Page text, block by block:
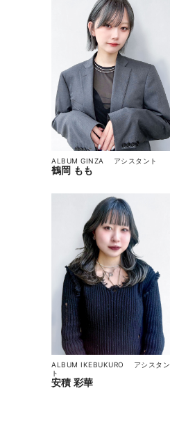
鶴岡 もも
ALBUM GINZA アシスタント
安積 彩華
ALBUM IKEBUKURO
アシスタン
ト